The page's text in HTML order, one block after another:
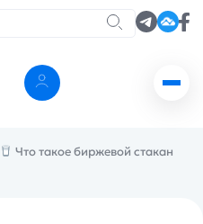
Что такое биржевой стакан